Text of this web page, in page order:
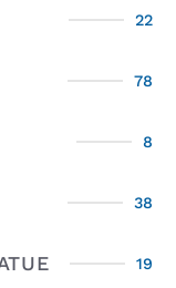
22
78
8
38
19